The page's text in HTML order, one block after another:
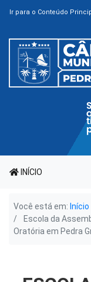
Ir para o Conteúdo
INÍCIO
Você está em: Início
Escola da
Oratória em Pedra